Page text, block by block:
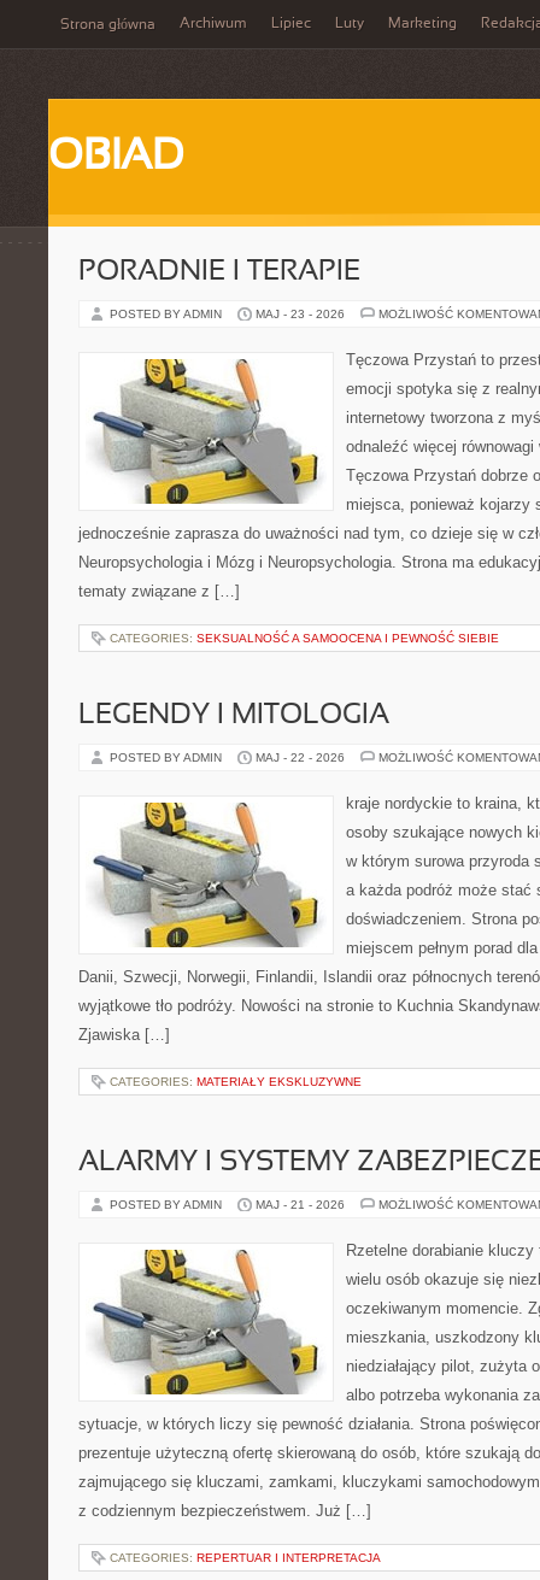
Strona główna Archiwum Lipiec Luty Marketing
OBIAD
PORADNIE I TERAPIE
POSTED BY ADMIN MAJ - 23 - 2026 MOŻLIWOŚĆ
Tęczowa Przystań to
emocji spotyka się z
internetowy tworzona z
odnaleźć więcej
Tęczowa Przystań dobrze
miejsca, ponieważ kojarzy
jednocześnie zaprasza do uważności nad tym, co dzieje się w
Neuropsychologia i Mózg i Neuropsychologia. Strona ma
tematy związane z […]
CATEGORIES: SEKSUALNOŚĆ A SAMOOCENA I PEWNOŚĆ SIEBIE
LEGENDY I MITOLOGIA
POSTED BY ADMIN MAJ - 22 - 2026 MOŻLIWOŚĆ
kraje nordyckie to kraina,
osoby szukające nowych
w którym surowa przyroda
a każda podróż może stać
doświadczeniem. Strona
miejscem pełnym porad
Danii, Szwecji, Norwegii, Finlandii, Islandii oraz północnych
wyjątkowe tło podróży. Nowości na stronie to Kuchnia
Zjawiska […]
CATEGORIES: MATERIAŁY EKSKLUZYWNE
ALARMY I SYSTEMY
POSTED BY ADMIN MAJ - 21 - 2026 MOŻLIWOŚĆ
Rzetelne dorabianie
wielu osób okazuje się
oczekiwanym momencie.
mieszkania, uszkodzony
niedziałający pilot, zużyta
albo potrzeba wykonania
sytuacje, w których liczy się pewność działania. Strona
prezentuje użyteczną ofertę skierowaną do osób, które szukają
zajmującego się kluczami, zamkami, kluczykami
z codziennym bezpieczeństwem. Już […]
CATEGORIES: REPERTUAR I INTERPRETACJA